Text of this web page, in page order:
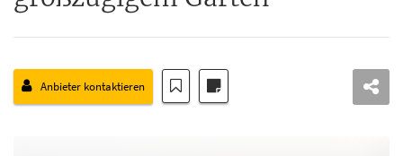
Anbieter kontaktieren